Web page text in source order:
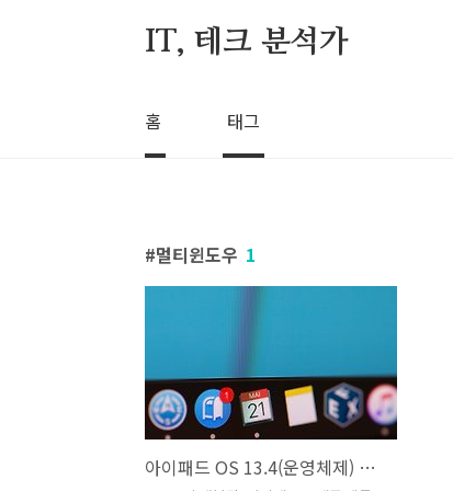
IT, 테크 분석가
홈 태그
멀티윈도우 1
아이패드 OS 13.4(운영체제) 업데이트 분석하기, 5가지 주요 변화